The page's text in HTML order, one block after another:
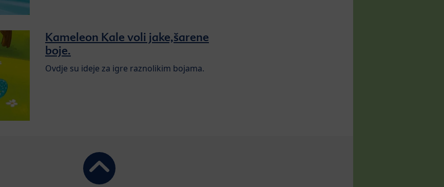
Kameleon Kale voli jake,šarene
boje.
Ovdje su ideje za igre raznolikim bojama.